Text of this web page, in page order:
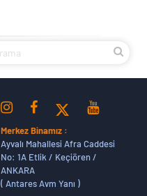
Merkez Binamız :
Ayvalı Mahallesi Afra Caddesi
No: 1A Etlik / Keçiören /
ANKARA
( Antares Avm Yanı )